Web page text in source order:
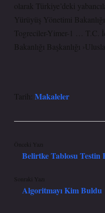
olarak Türkiye’deki
Yürüyüş Yönetimi
Togreciler-Yimer-1 … T.C.
Bakanlığı Başkanlığı
Tarih: Makaleler
Önceki Yazı
Belirtke Tablosu Testin
Sonraki Yazı
Algoritmayı Kim Buldu